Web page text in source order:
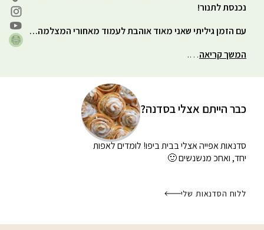
נכנסת לתנור!
עם הזמן גיליתי שאני מאוד אוהבת לעמוד מאחורי המצלמה…
המשך קריאה….
כבר הייתם אצלי בסדנה?
סדנאות אפייה אצלי בביתביפו! לומדים לאפות
יחד, ואחכ מנשנשים 🙂
ללוח הסדנאות שלי